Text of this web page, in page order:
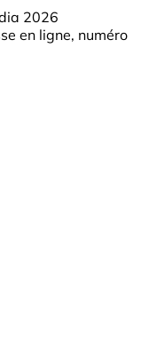
2026
en ligne, numéro